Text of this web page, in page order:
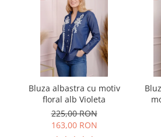
Bluza albastra cu motiv
floral alb Violeta
225,00 RON
163,00 RON